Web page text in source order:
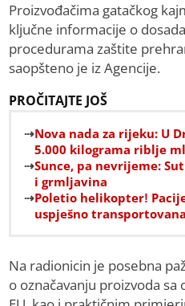
Proizvođačima gatačkog
ključne informacije o
procedurama zaštite
saopšteno je iz Agencije.
PROČITAJTE JOŠ
Nova nada za rijeku: U
5.000 kilograma riblje
Sunce, pa nevrijeme:
i grmljavina
Poletio helikopter!
uspješno
Na radionicin je posebna
o označavanju proizvoda